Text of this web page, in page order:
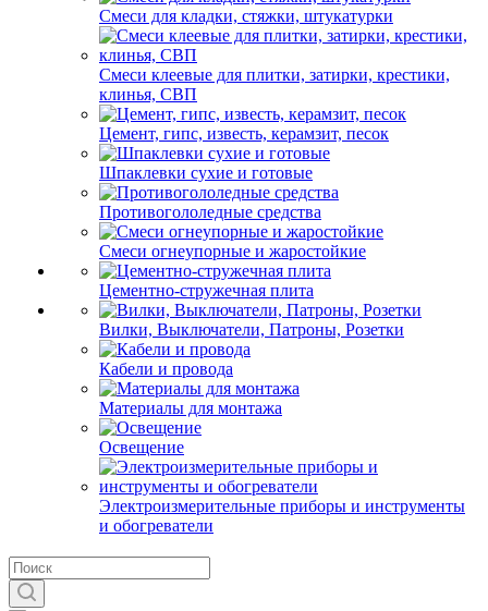
Смеси для кладки, стяжки, штукатурки
Смеси клеевые для плитки, затирки, крестики,
клинья, СВП
Цемент, гипс, известь, керамзит, песок
Шпаклевки сухие и готовые
Противогололедные средства
Смеси огнеупорные и жаростойкие
Цементно-стружечная плита
Вилки, Выключатели, Патроны, Розетки
Кабели и провода
Материалы для монтажа
Освещение
Электроизмерительные приборы и инструменты
и обогреватели